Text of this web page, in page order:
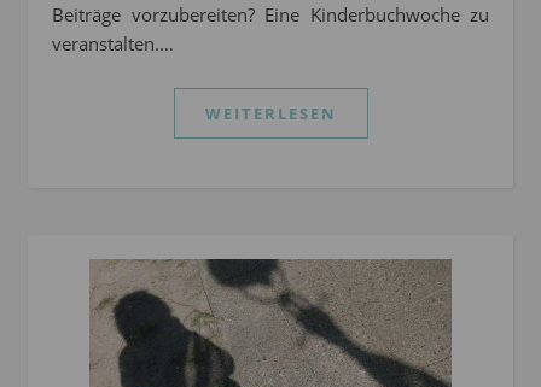
Beiträge vorzubereiten? Eine Kinderbuchwoche zu
veranstalten.…
WEITERLESEN